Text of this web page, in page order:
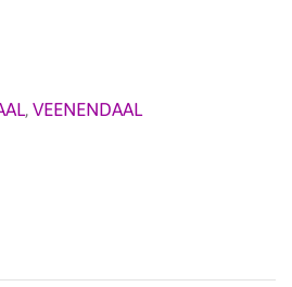
, VEENENDAAL